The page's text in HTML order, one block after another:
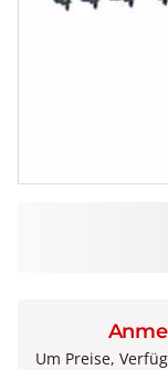
Um Preise,